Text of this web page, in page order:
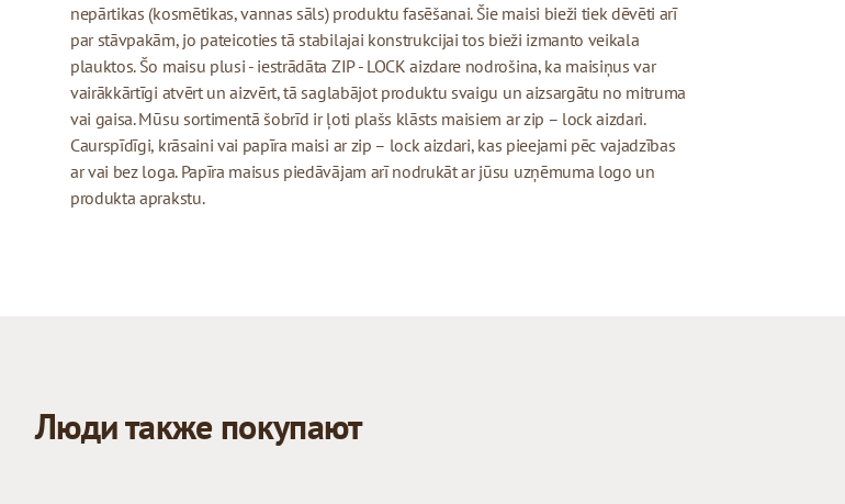
nepārtikas (kosmētikas, vannas sāls) produktu fasēšanai. Šie maisi bieži tiek dēvēti arī
par stāvpakām, jo pateicoties tā stabilajai konstrukcijai tos bieži izmanto veikala
plauktos. Šo maisu plusi - iestrādāta ZIP - LOCK aizdare nodrošina, ka maisiņus var
vairākkārtīgi atvērt un aizvērt, tā saglabājot produktu svaigu un aizsargātu no mitruma
vai gaisa. Mūsu sortimentā šobrīd ir ļoti plašs klāsts maisiem ar zip – lock aizdari.
Caurspīdīgi, krāsaini vai papīra maisi ar zip – lock aizdari, kas pieejami pēc vajadzības
ar vai bez loga. Papīra maisus piedāvājam arī nodrukāt ar jūsu uzņēmuma logo un
produkta aprakstu.
Люди также покупают